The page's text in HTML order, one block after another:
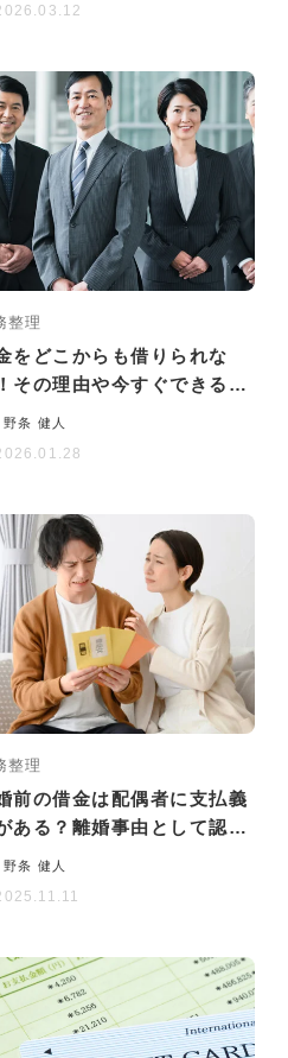
整理
をどこからも借りられな
その理由や今すぐできる対
・最終手段を徹底解説
野条 健人
整理
前の借金は配偶者に支払義
ある？離婚事由として認め
る？
野条 健人